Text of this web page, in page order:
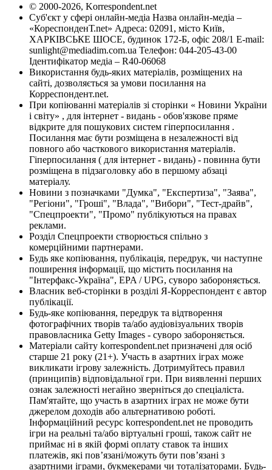
© 2000-2026, Korrespondent.net
Суб'єкт у сфері онлайн-медіа Назва онлайн-медіа –
«КореспонденТ.net» Адреса: 02091, місто Київ,
ХАРКІВСЬКЕ ШОСЕ, будинок 172-Б, офіс 208/1 E-mail:
sunlight@mediadim.com.ua Телефон: 044-205-43-00
Ідентифікатор медіа – R40-06068
Використання будь-яких матеріалів, розміщених на
сайті, дозволяється за умови посилання на
Корреспондент.net.
При копіюванні матеріалів зі сторінки « Новини України
і світу» , для інтернет - видань - обов'язкове пряме
відкрите для пошукових систем гіперпосилання .
Посилання має бути розміщена в незалежності від
повного або часткового використання матеріалів.
Гіперпосилання ( для інтернет - видань) - повинна бути
розміщена в підзаголовку або в першому абзаці
матеріалу.
Новини з позначками "Думка", "Експертиза", "Заява",
"Регіони", "Гроші", "Влада", "Вибори", "Тест-драйв",
"Спецпроекти", "Промо" публікуються на правах
реклами.
Розділ Спецпроекти створюється спільно з
комерційними партнерами.
Будь яке копіювання, публікація, передрук, чи наступне
поширення інформації, що містить посилання на
"Інтерфакс-Україна", EPA / UPG, суворо забороняється.
Власник веб-сторінки в розділі Я-Корреспондент є автор
публікації.
Будь-яке копіювання, передрук та відтворення
фотографічних творів та/або аудіовізуальних творів
правовласника Getty Images - суворо забороняється.
Матеріали сайту korrespondent.net призначені для осіб
старше 21 року (21+). Участь в азартних іграх може
викликати ігрову залежність. Дотримуйтесь правил
(принципів) відповідальної гри. При виявленні перших
ознак залежності негайно зверніться до спеціаліста.
Пам'ятайте, що участь в азартних іграх не може бути
джерелом доходів або альтернативою роботі.
Інформаційний ресурс korrespondent.net не проводить
ігри на реальні та/або віртуальні гроші, також сайт не
приймає ні в якій формі оплату ставок та інших
платежів, які пов’язані/можуть бути пов’язані з
азартними іграми, букмекерами чи тоталізаторами. Будь-